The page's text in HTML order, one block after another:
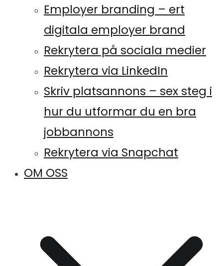
Employer branding – ert
digitala employer brand
Rekrytera på sociala medier
Rekrytera via LinkedIn
Skriv platsannons – sex steg i
hur du utformar du en bra
jobbannons
Rekrytera via Snapchat
OM OSS